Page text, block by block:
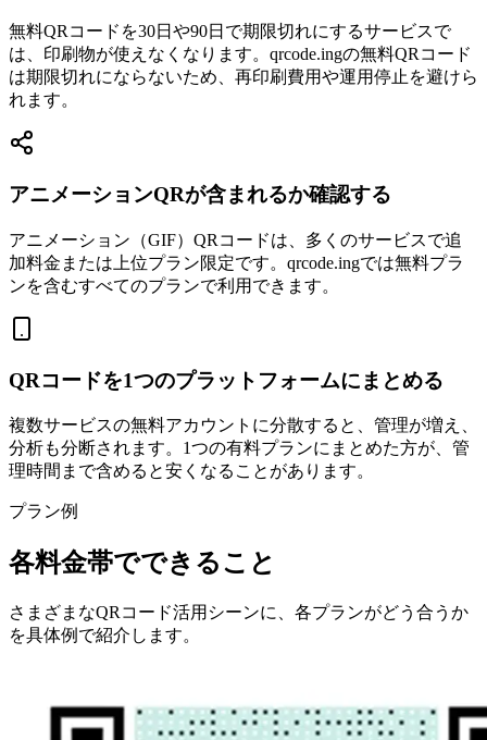
無料QRコードを30日や90日で期限切れにするサービスで
は、印刷物が使えなくなります。qrcode.ingの無料QRコード
は期限切れにならないため、再印刷費用や運用停止を避けら
れます。
アニメーションQRが含まれるか確認する
アニメーション（GIF）QRコードは、多くのサービスで追
加料金または上位プラン限定です。qrcode.ingでは無料プラ
ンを含むすべてのプランで利用できます。
QRコードを1つのプラットフォームにまとめる
複数サービスの無料アカウントに分散すると、管理が増え、
分析も分断されます。1つの有料プランにまとめた方が、管
理時間まで含めると安くなることがあります。
プラン例
各料金帯でできること
さまざまなQRコード活用シーンに、各プランがどう合うか
を具体例で紹介します。